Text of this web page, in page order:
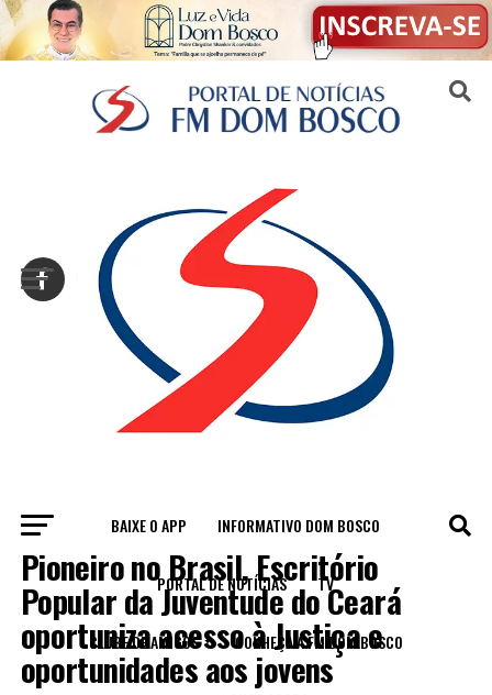
BAIXE O APP INFORMATIVO DOM BOSCO
PORTAL DE NOTÍCIAS TV
CLUBE DE AMIGOS CONHEÇA A FM DOM BOSCO
FORTALEZA
Pioneiro no Brasil, Escritório
Popular da Juventude do Ceará
oportuniza acesso à Justiça e
oportunidades aos jovens
Sair da versão mobile